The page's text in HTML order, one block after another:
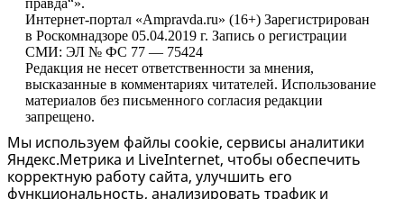
правда“».
Интернет-портал «Ampravda.ru» (16+) Зарегистрирован
в Роскомнадзоре 05.04.2019 г. Запись о регистрации
СМИ: ЭЛ № ФС 77 — 75424
Редакция не несет ответственности за мнения,
высказанные в комментариях читателей. Использование
материалов без письменного согласия редакции
запрещено.
Мы используем файлы cookie, сервисы аналитики
Яндекс.Метрика и LiveInternet, чтобы обеспечить
корректную работу сайта, улучшить его
функциональность, анализировать трафик и